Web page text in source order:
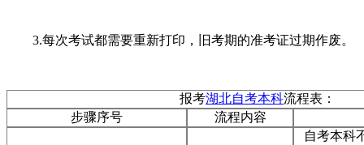
3.每次考试都需要重新打印，旧考期的准考证过期作废。
报考湖北自考本科流程表：
步骤序号
流程内容
自考本科